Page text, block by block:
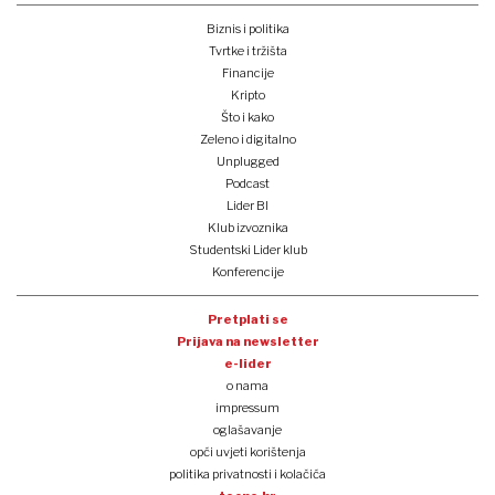
Biznis i politika
Tvrtke i tržišta
Financije
Kripto
Što i kako
Zeleno i digitalno
Unplugged
Podcast
Lider BI
Klub izvoznika
Studentski Lider klub
Konferencije
Pretplati se
Prijava na newsletter
e-lider
o nama
impressum
oglašavanje
opći uvjeti korištenja
politika privatnosti i kolačića